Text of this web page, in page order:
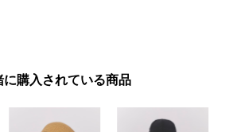
に購入されている商品